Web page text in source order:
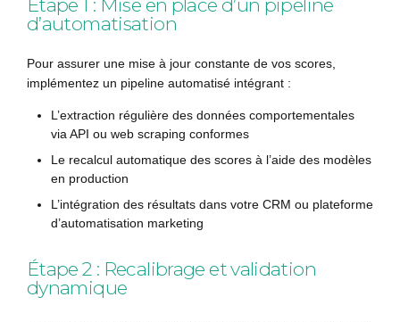
Étape 1 : Mise en place d’un pipeline
d’automatisation
Pour assurer une mise à jour constante de vos scores,
implémentez un pipeline automatisé intégrant :
L’extraction régulière des données comportementales
via API ou web scraping conformes
Le recalcul automatique des scores à l’aide des modèles
en production
L’intégration des résultats dans votre CRM ou plateforme
d’automatisation marketing
Étape 2 : Recalibrage et validation
dynamique